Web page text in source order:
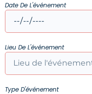
Date De L'événement
Lieu De L'événement
Type D'événement